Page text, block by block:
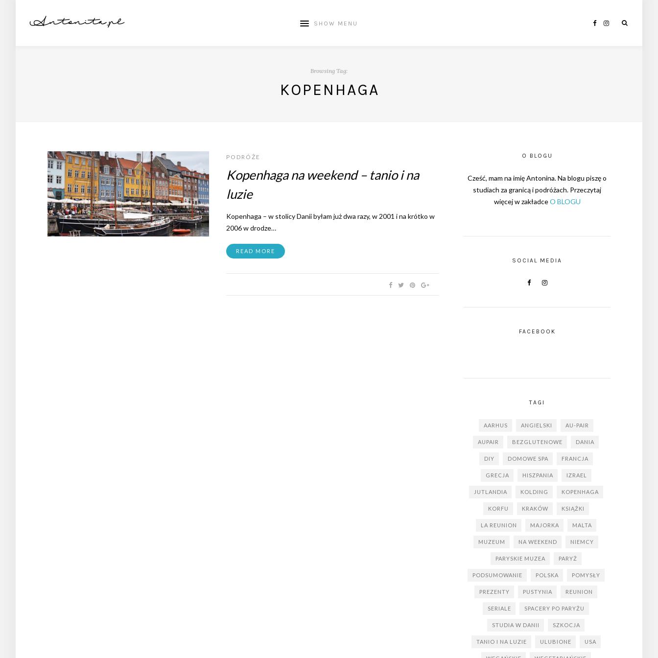
Antonita.pl SHOW MENU
Browsing Tag:
KOPENHAGA
PODRÓŻE
Kopenhaga na weekend – tanio i na
luzie
Kopenhaga – w stolicy Danii byłam już dwa razy, w 2001 i na krótko w
2006 w drodze…
READ MORE
O BLOGU
Cześć, mam na imię Antonina. Na blogu piszę o
studiach za granicą i podróżach. Przeczytaj
więcej w zakładceO BLOGU
SOCIAL MEDIA
FACEBOOK
TAGI
AARHUS ANGIELSKI AU-PAIR
AUPAIR BEZGLUTENOWE DANIA
DIY DOMOWE SPA FRANCJA
GRECJA HISZPANIA IZRAEL
JUTLANDIA KOLDING KOPENHAGA
KORFU KRAKÓW KSIĄŻKI
LA REUNION MAJORKA MALTA
MUZEUM NA WEEKEND NIEMCY
PARYSKIE MUZEA PARYŻ
PODSUMOWANIE POLSKA POMYSŁY
PREZENTY PUSTYNIA REUNION
SERIALE SPACERY PO PARYŻU
STUDIA W DANII SZKOCJA
TANIO I NA LUZIE ULUBIONE USA